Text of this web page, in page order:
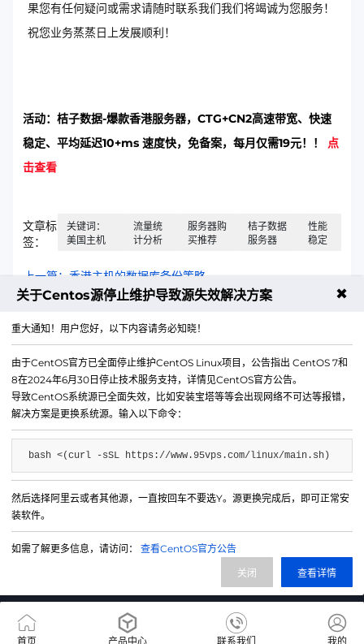
果您有任何疑问或需求请随时联系我们我们将竭诚为您服务！
祝您业务蒸蒸日上发展顺利！
活动：桔子数据-爆款香港服务器，CTG+CN2高速带宽、快速
稳定、平均延迟10+ms 速度快，免备案，每月仅需19元！！ 点
击查看
文章标
签：
关键词：
美国主机
流量统
计分析
服务器购
买推荐
桔子数据
服务器
性能
稳定
上一篇：香港主机的数据库备份策略​
微信公众号
IDC/ISP证号 B1-20214840
首页 产品中心 联系我们 我的
关于Centos源停止维护导致源失效解决方案 ✖
重大通知！用户您好，以下内容请务必知晓！
由于CentOS官方已全面停止维护CentOS Linux项目，公告指出 CentOS 7和
8在2024年6月30日停止技术服务支持，详情见CentOS官方公告。
导致CentOS系统源已全面失效，比如安装宝塔等等会出现网络不可达等报错，
解决方案是更换系统源。输入以下命令：
bash <(curl -sSL https://www.95vps.com/linux/main.sh)
然后选择阿里云或者其他源，一直按回车不要选Y。源更换完成后，即可正常安
装软件。
如需了解更多信息，请访问： 查看CentOS官方公告
查看详情
关闭